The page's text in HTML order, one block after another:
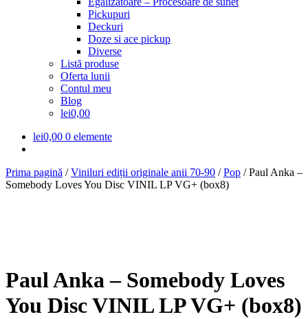
meniul
copil
Pickupuri
Deckuri
Doze si ace pickup
Diverse
Listă produse
Oferta lunii
Contul meu
Blog
lei0,00
lei0,00 0 elemente
Prima pagină /Viniluri ediții originale anii 70-90 /Pop /Paul Anka –
Somebody Loves You Disc VINIL LP VG+ (box8)
Paul Anka – Somebody Loves
You Disc VINIL LP VG+ (box8)